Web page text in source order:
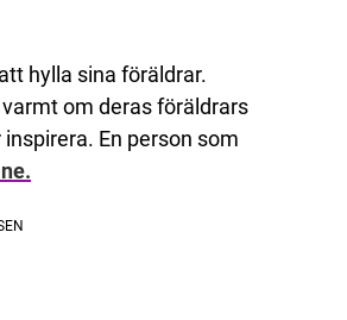
hylla sina föräldrar.
om deras föräldrars
En person som